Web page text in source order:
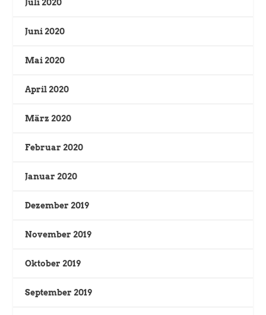
Juli 2020
Juni 2020
Mai 2020
April 2020
März 2020
Februar 2020
Januar 2020
Dezember 2019
November 2019
Oktober 2019
September 2019